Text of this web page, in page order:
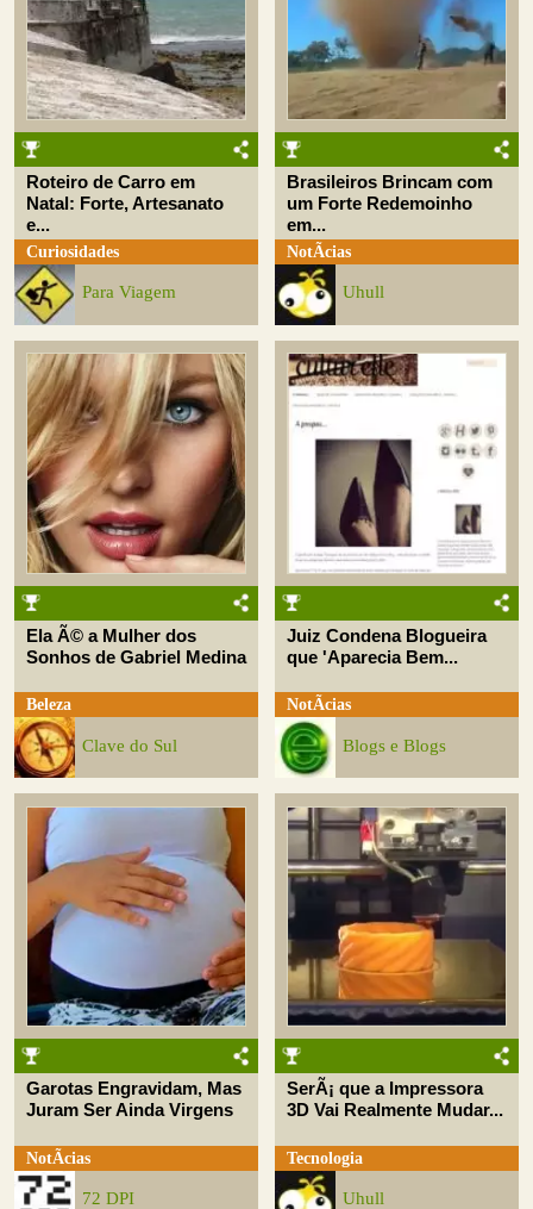
Roteiro de Carro em
Natal: Forte, Artesanato
e...
Curiosidades
Para Viagem
Brasileiros Brincam com
um Forte Redemoinho
em...
NotÃ­cias
Uhull
Ela Ã© a Mulher dos
Sonhos de Gabriel Medina
Beleza
Clave do Sul
Juiz Condena Blogueira
que 'Aparecia Bem...
NotÃ­cias
Blogs e Blogs
Garotas Engravidam, Mas
Juram Ser Ainda Virgens
NotÃ­cias
72 DPI
SerÃ¡ que a Impressora
3D Vai Realmente Mudar...
Tecnologia
Uhull